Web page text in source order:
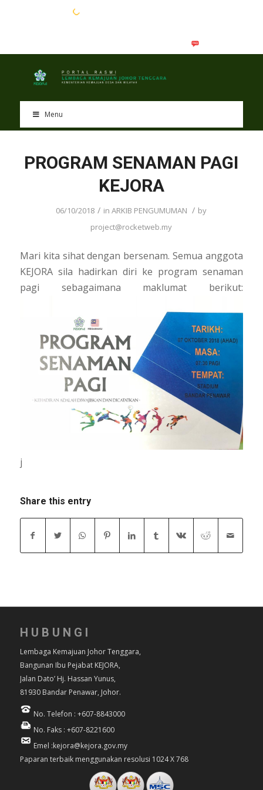
Menu
PROGRAM SENAMAN PAGI
KEJORA
06/10/2018 / inARKIB PENGUMUMAN / by
project@rocketweb.my
Mari kita sihat dengan bersenam. Semua anggota
KEJORA sila hadirkan diri ke program senaman
pagi sebagaimana maklumat berikut:
j
Share this entry
HUBUNGI
Lembaga Kemajuan Johor Tenggara,
Bangunan Ibu Pejabat KEJORA,
Jalan Dato’ Hj. Hassan Yunus,
81930 Bandar Penawar, Johor.
No. Telefon : +607-8843000
No. Faks : +607-8221600
Emel :kejora@kejora.gov.my
Paparan terbaik menggunakan resolusi 1024 X 768